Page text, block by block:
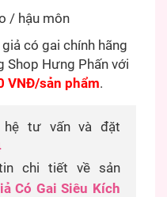
/ hậu môn
có gai chính hãng
Shop Hưng Phấn với
VNĐ/sản phẩm.
hệ tư vấn và đặt
chi tiết về sản
Có Gai Siêu Kích